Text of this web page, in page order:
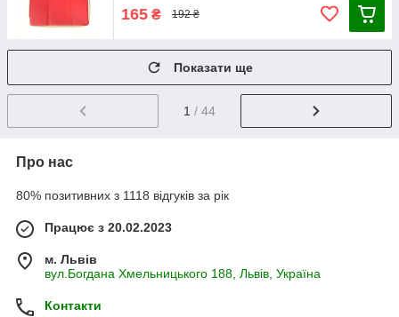
165 ₴ 192 ₴
Показати ще
1 / 44
Про нас
80% позитивних з 1118 відгуків за рік
Працює з 20.02.2023
м. Львів
вул.Богдана Хмельницького 188, Львів, Україна
Контакти